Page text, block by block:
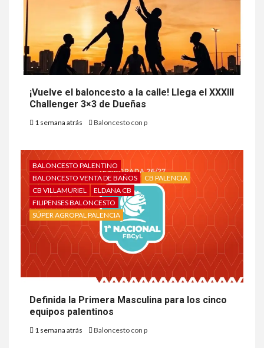
¡Vuelve el baloncesto a la calle! Llega el XXXIII
Challenger 3×3 de Dueñas
1 semana atrás Baloncesto con p
BALONCESTO PALENTINO
BALONCESTO VENTA DE BAÑOS
CB PALENCIA
CB VILLAMURIEL
ELDANA CB
FILIPENSES BALONCESTO
SÚPER AGROPAL PALENCIA
Definida la Primera Masculina para los cinco
equipos palentinos
1 semana atrás Baloncesto con p